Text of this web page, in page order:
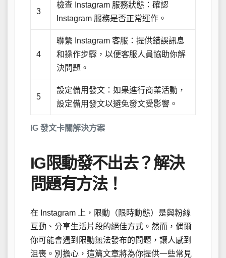
IG 發文卡關解決方案
3
檢查 Instagram 服務狀態：確認
Instagram 服務是否正常運作。
4
聯繫 Instagram 客服：提供錯誤訊息
和操作步驟，以便客服人員協助你解
決問題。
5
設定備用發文：如果進行商業活動，
設定備用發文以避免發文受影響。
IG限動發不出去？解決
問題有方法！
在 Instagram 上，限動（限時動態）是與粉絲
互動、分享生活片段的絕佳方式。然而，偶爾
你可能會遇到限動無法發布的問題，讓人感到
沮喪。別擔心，這篇文章將為你提供一些常見